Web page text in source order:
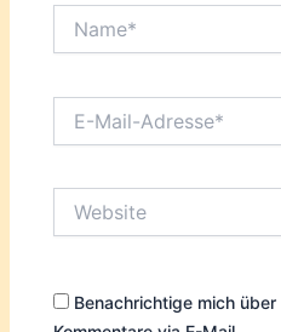
Mail-
Benachrichtige mich